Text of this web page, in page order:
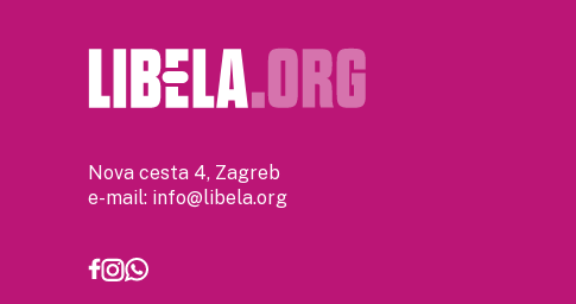
Nova cesta 4, Zagreb
e-mail: info@libela.org